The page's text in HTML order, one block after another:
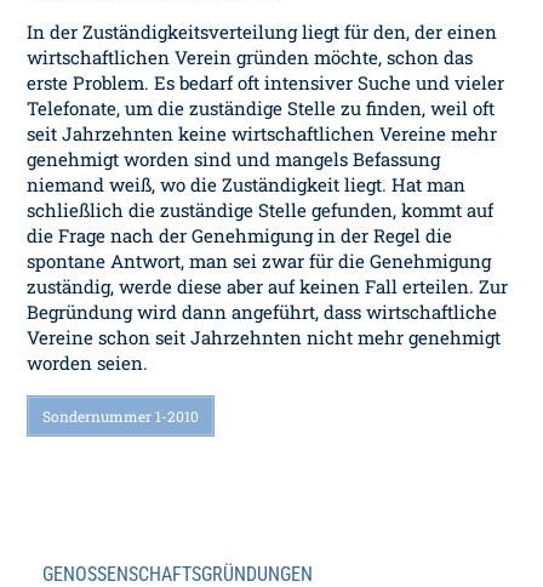
In der Zuständigkeitsverteilung liegt für den, der einen
wirtschaftlichen Verein gründen möchte, schon das
erste Problem. Es bedarf oft intensiver Suche und vieler
Telefonate, um die zuständige Stelle zu finden, weil oft
seit Jahrzehnten keine wirtschaftlichen Vereine mehr
genehmigt worden sind und mangels Befassung
niemand weiß, wo die Zuständigkeit liegt. Hat man
schließlich die zuständige Stelle gefunden, kommt auf
die Frage nach der Genehmigung in der Regel die
spontane Antwort, man sei zwar für die Genehmigung
zuständig, werde diese aber auf keinen Fall erteilen. Zur
Begründung wird dann angeführt, dass wirtschaftliche
Vereine schon seit Jahrzehnten nicht mehr genehmigt
worden seien.
Sondernummer 1-2010
GENOSSENSCHAFTSGRÜNDUNGEN